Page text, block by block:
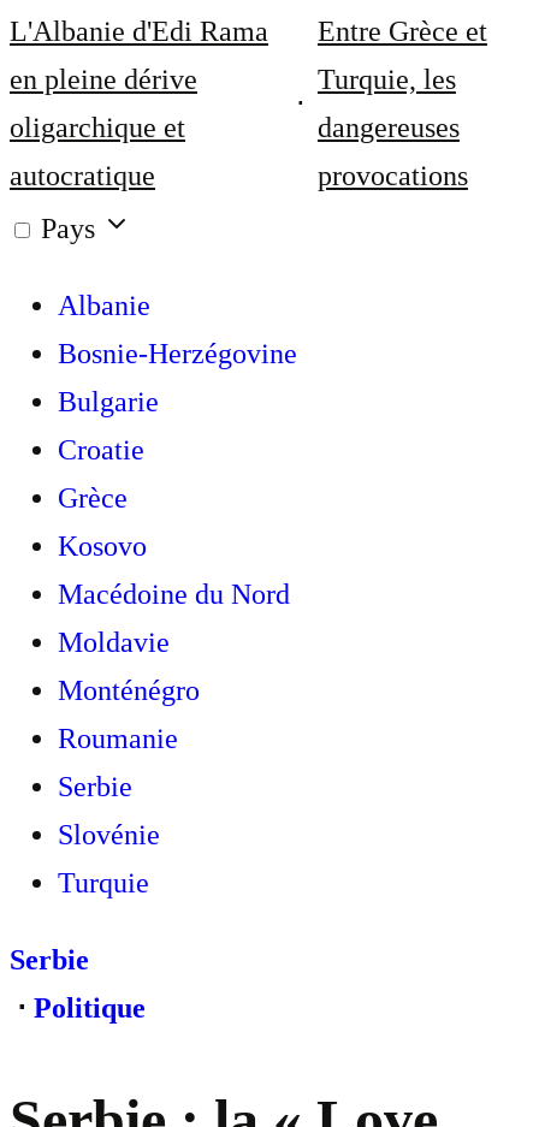
L'Albanie d'Edi Rama
en pleine dérive
oligarchique et
autocratique
Entre Grèce et
Turquie, les
dangereuses
provocations
Pays
Albanie
Bosnie-Herzégovine
Bulgarie
Croatie
Grèce
Kosovo
Macédoine du Nord
Moldavie
Monténégro
Roumanie
Serbie
Slovénie
Turquie
Serbie
⋅ Politique